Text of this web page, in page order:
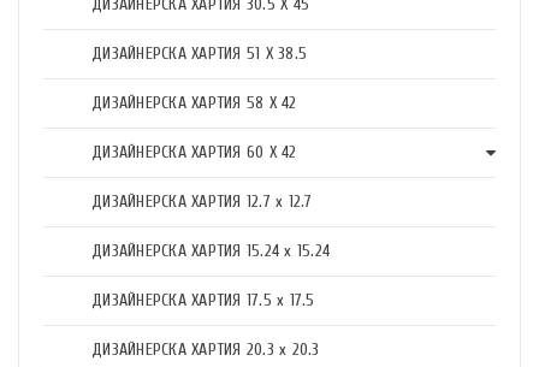
ДИЗАЙНЕРСКА ХАРТИЯ 30.5 X 45
ДИЗАЙНЕРСКА ХАРТИЯ 51 X 38.5
ДИЗАЙНЕРСКА ХАРТИЯ 58 X 42
ДИЗАЙНЕРСКА ХАРТИЯ 60 X 42
ДИЗАЙНЕРСКА ХАРТИЯ 12.7 x 12.7
ДИЗАЙНЕРСКА ХАРТИЯ 15.24 x 15.24
ДИЗАЙНЕРСКА ХАРТИЯ 17.5 х 17.5
ДИЗАЙНЕРСКА ХАРТИЯ 20.3 х 20.3